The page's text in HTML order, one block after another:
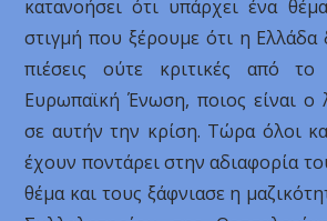
κατανοήσει ότι υπάρχει ένα
στιγμή που ξέρουμε ότι η Ελλάδα
πιέσεις ούτε κριτικές από
Ευρωπαϊκή Ένωση, ποιος είναι ο
σε αυτήν την κρίση. Τώρα όλοι
έχουν ποντάρει στην αδιαφορία
θέμα και τους ξάφνιασε η